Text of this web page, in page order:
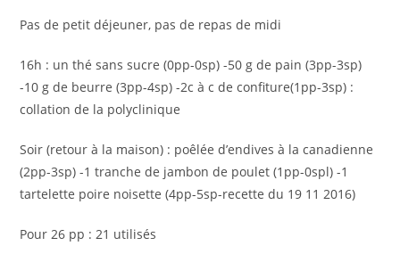
Pas de petit déjeuner, pas de repas de midi
16h : un thé sans sucre (0pp-0sp) -50 g de pain (3pp-3sp)
-10 g de beurre (3pp-4sp) -2c à c de confiture(1pp-3sp) :
collation de la polyclinique
Soir (retour à la maison) : poêlée d’endives à la canadienne
(2pp-3sp) -1 tranche de jambon de poulet (1pp-0spl) -1
tartelette poire noisette (4pp-5sp-recette du 19 11 2016)
Pour 26 pp : 21 utilisés